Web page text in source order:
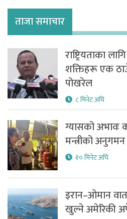
ताजा समाचार
राष्ट्रियताका
शक्तिहरू एक
पोखरेल
८ मिनेट अघि
ग्यासको अभावः
मन्त्रीको अनुगमन
१० मिनेट अघि
इरान–ओमान
खुल्ने अमेरिकी